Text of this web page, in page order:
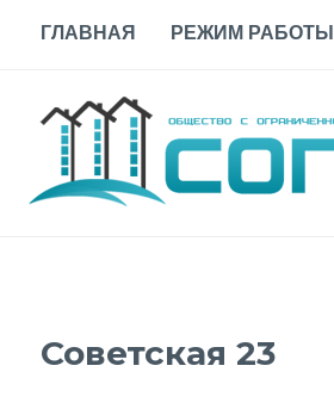
ГЛАВНАЯ РЕЖИМ РАБОТЫ
Советская 23